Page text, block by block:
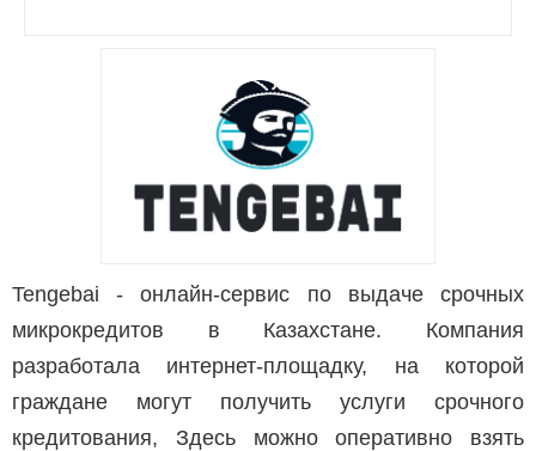
Tengebai - онлайн-сервис по выдаче срочных
микрокредитов в Казахстане. Компания
разработала интернет-площадку, на которой
граждане могут получить услуги срочного
кредитования, Здесь можно оперативно взять